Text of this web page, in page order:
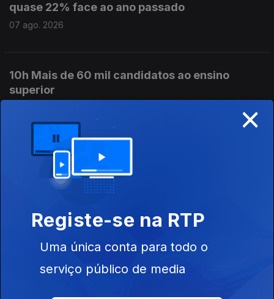
quase 22% face ao ano passado
07 ago. 2026
10h Mais de 60 mil candidatos ao ensino
superior
9h PS pede a Montenegro que ponha ordem no
07 ago. 2026
8h PS pede decisões ao Primeiro-Ministro no
caso Luís Neves
07 ago. 2026
×
Registe-se na RTP
Uma única conta para todo o
serviço público de media